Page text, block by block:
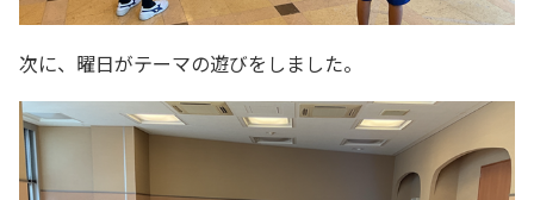
次に、曜日がテーマの遊びをしました。